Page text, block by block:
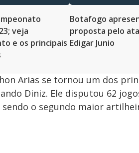
veja
e os principais
Botafogo
proposta pelo
Edigar Junio
Arias se tornou um dos
Diniz. Ele disputou 62
sendo o segundo maior